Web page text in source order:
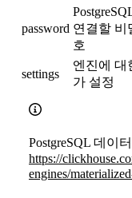
password 연결할 비
호
settings
엔진에 대
가 설정
PostgreSQL 데이
https://
engines/